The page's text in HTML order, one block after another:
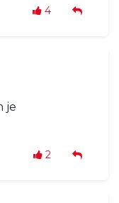
4
je
2